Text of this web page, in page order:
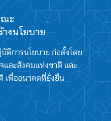
ะ
งนโยบาย
ติการนโยบาย ก่อตั้งโดย
และสังคมแห่งชาติ และ
เพื่ออนาคตที่ยั่งยืน